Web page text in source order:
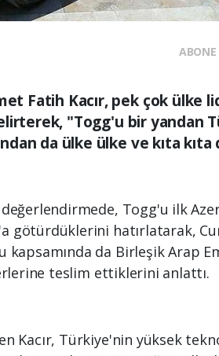
ABONE
Fatih Kacır, pek çok ülke
"Togg'u bir yandan
da ülke ülke ve kıta kıta
değerlendirmede, Togg'u ilk
götürdüklerini hatırlatarak,
kapsamında da Birleşik Arap
teslim ettiklerini anlattı.
Kacır, Türkiye'nin yüksek